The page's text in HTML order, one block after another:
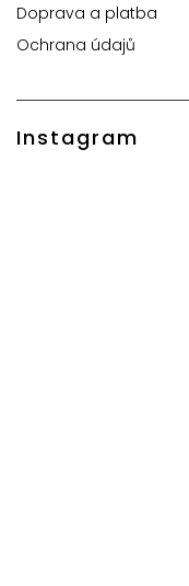
Doprava a platba
Ochrana údajů
Instagram